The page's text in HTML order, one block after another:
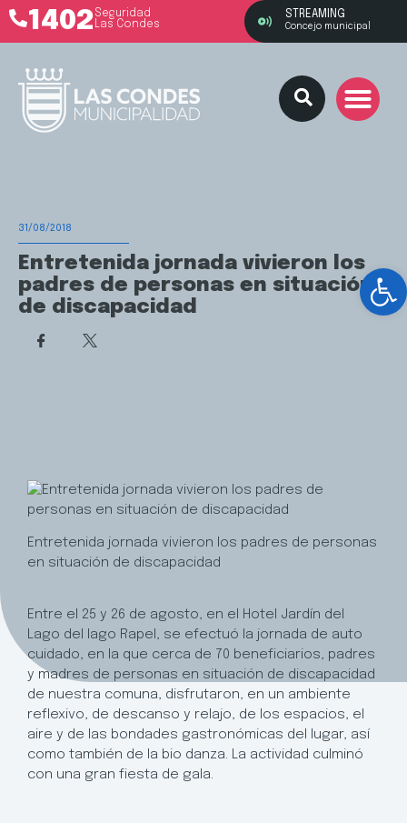
1402 Seguridad
Las Condes
STREAMING
Concejo municipal
31/08/2018
Entretenida jornada vivieron los
padres de personas en situación
de discapacidad
Entretenida jornada vivieron los padres de personas
en situación de discapacidad
Entre el 25 y 26 de agosto, en el Hotel Jardín del
Lago del lago Rapel, se efectuó la jornada de auto
cuidado, en la que cerca de 70 beneficiarios, padres
y madres de personas en situación de discapacidad
de nuestra comuna, disfrutaron, en un ambiente
reflexivo, de descanso y relajo, de los espacios, el
aire y de las bondades gastronómicas del lugar, así
como también de la bio danza. La actividad culminó
con una gran fiesta de gala.